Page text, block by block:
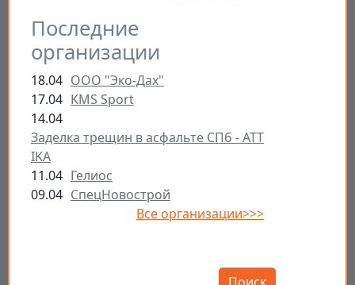
Последние
организации
18.04 ООО "Эко-Дах"
17.04 KMS Sport
14.04
Заделка трещин в асфальте СПб - ATT
IKA
11.04 Гелиос
09.04 СпецНовострой
Все организации>>>